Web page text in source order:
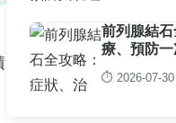
前列腺結
療、預防
⏱️ 2026-07-30